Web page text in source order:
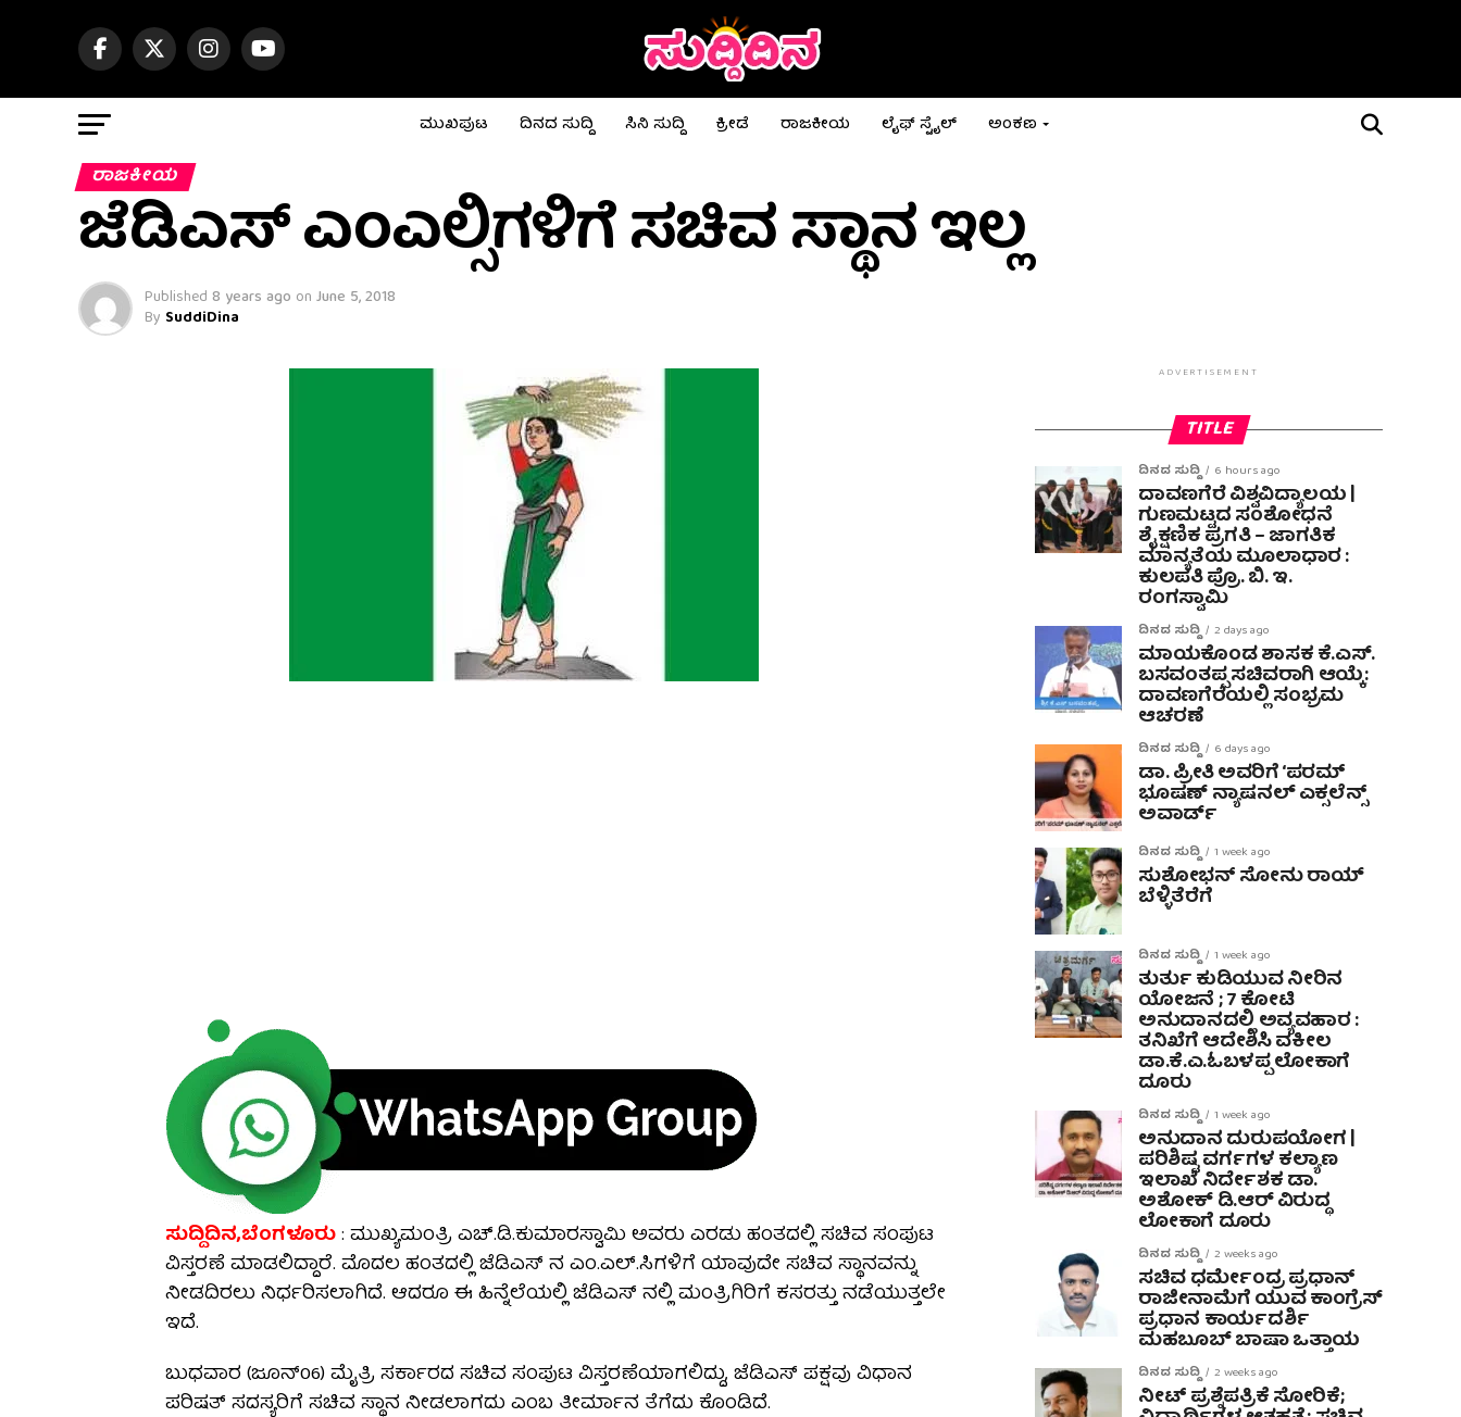
ಮುಖಪುಟ ದಿನದ ಸುದ್ದಿ ಸಿನಿ ಸುದ್ದಿ ಕ್ರೀಡೆ ರಾಜಕೀಯ ಲೈಫ್ ಸ್ಟೈಲ್ ಅಂಕಣ
ರಾಜಕೀಯ
ಜೆಡಿಎಸ್ ಎಂಎಲ್ಸಿಗಳಿಗೆ ಸಚಿವ ಸ್ಥಾನ ಇಲ್ಲ
Published 8 years ago on June 5, 2018
By SuddiDina
ಸುದ್ದಿದಿನ,ಬೆಂಗಳೂರು: ಮುಖ್ಯಮಂತ್ರಿ ಎಚ್.ಡಿ‌.ಕುಮಾರಸ್ವಾಮಿ ಅವರು ಎರಡು ಹಂತದಲ್ಲಿ ಸಚಿವ ಸಂಪುಟ
ವಿಸ್ತರಣೆ ಮಾಡಲಿದ್ದಾರೆ. ಮೊದಲ ಹಂತದಲ್ಲಿ ಜೆಡಿಎಸ್ ನ ಎಂ.ಎಲ್.ಸಿಗಳಿಗೆ ಯಾವುದೇ ಸಚಿವ ಸ್ಥಾನವನ್ನು
ನೀಡದಿರಲು ನಿರ್ಧರಿಸಲಾಗಿದೆ. ಆದರೂ ಈ ಹಿನ್ನೆಲೆಯಲ್ಲಿ ಜೆಡಿಎಸ್ ನಲ್ಲಿ ಮಂತ್ರಿಗಿರಿಗೆ ಕಸರತ್ತು ನಡೆಯುತ್ತಲೇ
ಇದೆ.
ಬುಧವಾರ (ಜೂನ್06) ಮೈತ್ರಿ ಸರ್ಕಾರದ ಸಚಿವ ಸಂಪುಟ ವಿಸ್ತರಣೆಯಾಗಲಿದ್ದು, ಜೆಡಿಎಸ್ ಪಕ್ಷವು ವಿಧಾನ
ಪರಿಷತ್ ಸದಸ್ಯರಿಗೆ ಸಚಿವ ಸ್ಥಾನ ನೀಡಲಾಗದು ಎಂಬ ತೀರ್ಮಾನ ತೆಗೆದು ಕೊಂಡಿದೆ.
ADVERTISEMENT
TITLE
ದಿನದ ಸುದ್ದಿ 6 hours ago
ದಾವಣಗೆರೆ ವಿಶ್ವವಿದ್ಯಾಲಯ |
ಗುಣಮಟ್ಟದ ಸಂಶೋಧನೆ
ಶೈಕ್ಷಣಿಕ ಪ್ರಗತಿ – ಜಾಗತಿಕ
ಮಾನ್ಯತೆಯ ಮೂಲಾಧಾರ :
ಕುಲಪತಿ ಪ್ರೊ. ಬಿ. ಇ.
ರಂಗಸ್ವಾಮಿ
ದಿನದ ಸುದ್ದಿ 2 days ago
ಮಾಯಕೊಂಡ ಶಾಸಕ ಕೆ.ಎಸ್.
ಬಸವಂತಪ್ಪ ಸಚಿವರಾಗಿ ಆಯ್ಕೆ:
ದಾವಣಗೆರೆಯಲ್ಲಿ ಸಂಭ್ರಮ
ಆಚರಣೆ
ದಿನದ ಸುದ್ದಿ 6 days ago
ಡಾ. ಪ್ರೀತಿ ಅವರಿಗೆ ‘ಪರಮ್
ಭೂಷಣ್ ನ್ಯಾಷನಲ್ ಎಕ್ಸಲೆನ್ಸ್
ಅವಾರ್ಡ್
ದಿನದ ಸುದ್ದಿ 1 week ago
ಸುಶೋಭನ್ ಸೋನು ರಾಯ್
ಬೆಳ್ಳಿತೆರೆಗೆ
ದಿನದ ಸುದ್ದಿ 1 week ago
ತುರ್ತು ಕುಡಿಯುವ ನೀರಿನ
ಯೋಜನೆ ; 7 ಕೋಟಿ
ಅನುದಾನದಲ್ಲಿ ಅವ್ಯವಹಾರ :
ತನಿಖೆಗೆ ಆದೇಶಿಸಿ ವಕೀಲ
ಡಾ‌.ಕೆ.ಎ.ಓಬಳಪ್ಪ ಲೋಕಾಗೆ
ದೂರು
ದಿನದ ಸುದ್ದಿ 1 week ago
ಅನುದಾನ ದುರುಪಯೋಗ |
ಪರಿಶಿಷ್ಟ ವರ್ಗಗಳ ಕಲ್ಯಾಣ
ಇಲಾಖೆ ನಿರ್ದೇಶಕ ಡಾ.
ಅಶೋಕ್ ಡಿ.ಆರ್ ವಿರುದ್ಧ
ಲೋಕಾಗೆ ದೂರು
ದಿನದ ಸುದ್ದಿ 2 weeks ago
ಸಚಿವ ಧರ್ಮೇಂದ್ರ ಪ್ರಧಾನ್
ರಾಜೀನಾಮೆಗೆ ಯುವ ಕಾಂಗ್ರೆಸ್
ಪ್ರಧಾನ ಕಾರ್ಯದರ್ಶಿ
ಮಹಬೂಬ್ ಬಾಷಾ ಒತ್ತಾಯ
ದಿನದ ಸುದ್ದಿ 2 weeks ago
ನೀಟ್ ಪ್ರಶ್ನೆಪತ್ರಿಕೆ ಸೋರಿಕೆ;